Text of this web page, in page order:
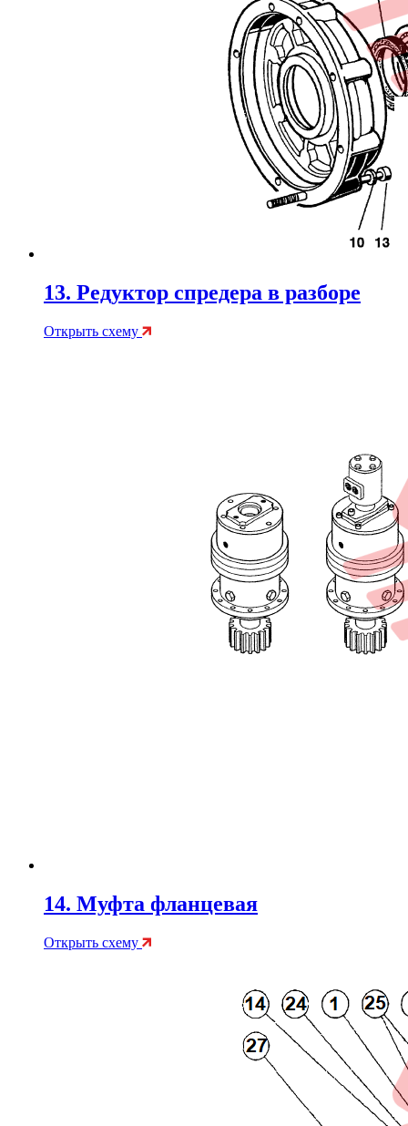
13. Редуктор спредера в разборе
Открыть схему
14. Муфта фланцевая
Открыть схему